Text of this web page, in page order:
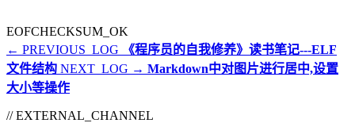
EOFCHECKSUM_OK
← PREVIOUS_LOG
《程序员的自我修养》读书笔记---ELF
文件结构 NEXT_LOG → Markdown中对图片进行居中,设置
大小等操作
// EXTERNAL_CHANNEL